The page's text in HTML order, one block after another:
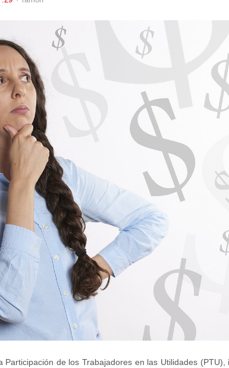
de los Trabajadores en las Utilidades (PTU),